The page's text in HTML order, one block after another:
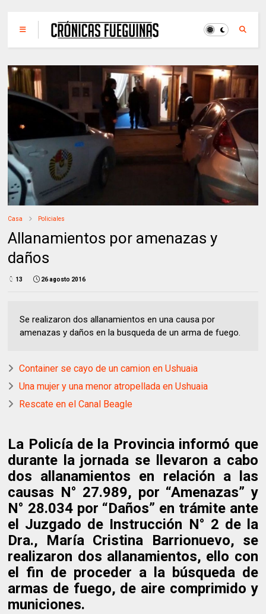
Casa Policiales
Allanamientos por amenazas y
daños
13 26 agosto 2016
Se realizaron dos allanamientos en una causa por
amenazas y daños en la busqueda de un arma de fuego.
Container se cayo de un camion en Ushuaia
Una mujer y una menor atropellada en Ushuaia
Rescate en el Canal Beagle
La Policía de la Provincia informó que
durante la jornada se llevaron a cabo
dos allanamientos en relación a las
causas N° 27.989, por “Amenazas” y
N° 28.034 por “Daños” en trámite ante
el Juzgado de Instrucción N° 2 de la
Dra., María Cristina Barrionuevo, se
realizaron dos allanamientos, ello con
el fin de proceder a la búsqueda de
armas de fuego, de aire comprimido y
municiones.